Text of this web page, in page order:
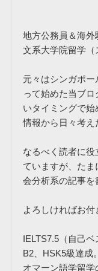
地方公務員＆海外
文系大学院留学（
元々はシンガポ
って始めた当ブ
いタイミングで
情報から日々考え
なるべく読者に
ていますが、た
会分析系の記事を
よろしければお付
IELTS7.5（自己
B2、HSK5級達成。
オマーン語学留